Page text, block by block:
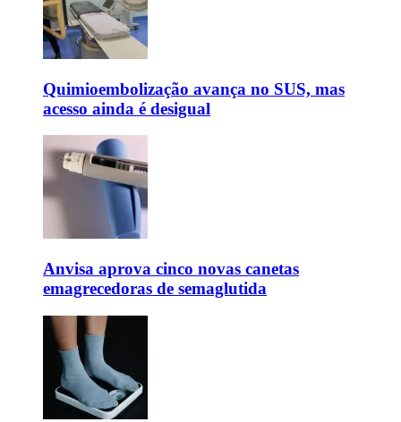
Quimioembolização avança no SUS, mas
acesso ainda é desigual
Anvisa aprova cinco novas canetas
emagrecedoras de semaglutida